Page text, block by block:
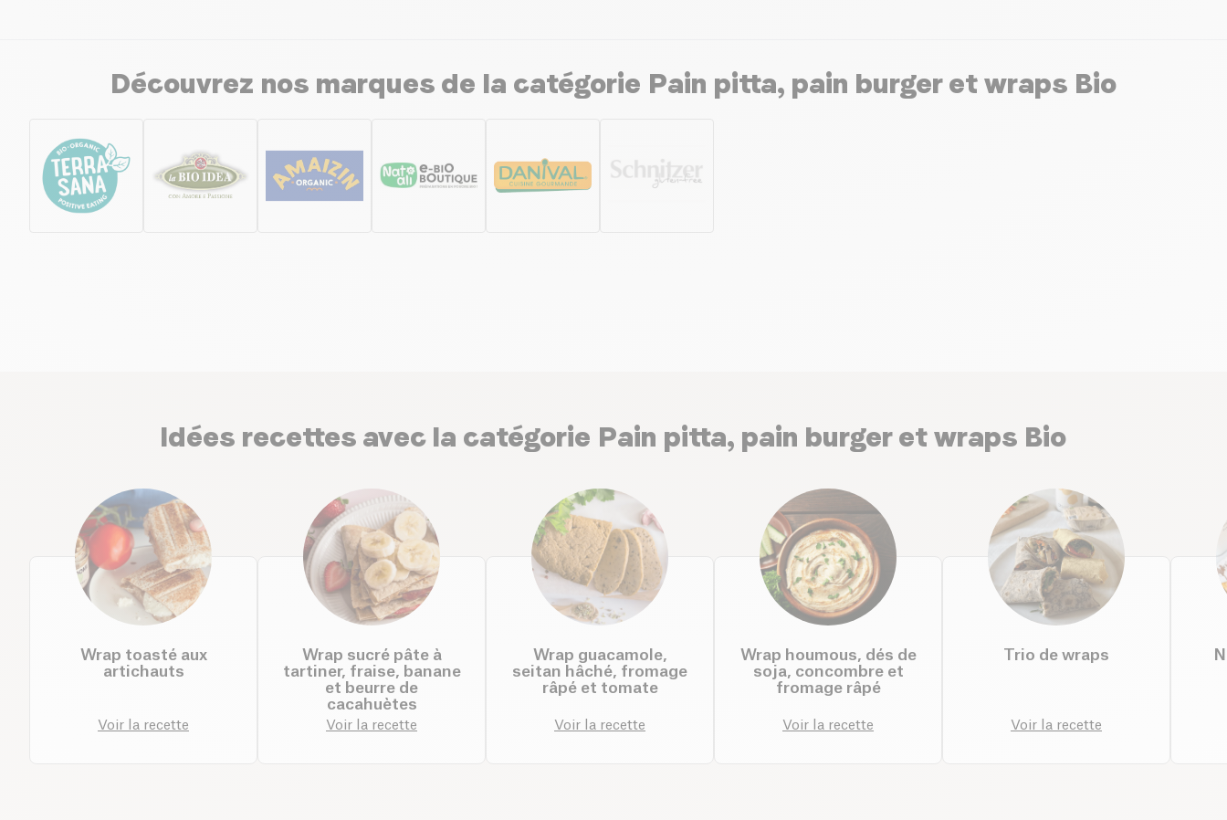
Découvrez nos marques de la catégorie Pain pitta, pain burger et wraps Bio
Idées recettes avec la catégorie Pain pitta, pain burger et wraps Bio
Wrap toasté aux
artichauts
Voir la recette
Wrap sucré pâte à
tartiner, fraise, banane
et beurre de
cacahuètes
Voir la recette
Wrap guacamole,
seitan hâché, fromage
râpé et tomate
Voir la recette
Wrap houmous, dés de
soja, concombre et
fromage râpé
Voir la recette
Trio de wraps
Voir la recette